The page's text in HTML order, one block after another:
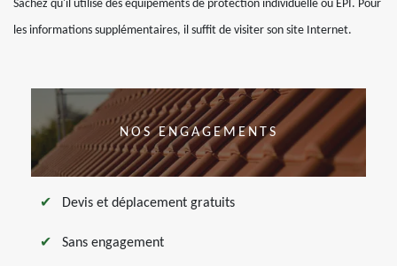
Sachez qu'il utilise des équipements de protection individuelle ou EPI. Pour
les informations supplémentaires, il suffit de visiter son site Internet.
NOS ENGAGEMENTS
Devis et déplacement gratuits
Sans engagement